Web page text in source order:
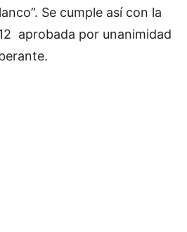
Se cumple así con la
aprobada por unanimidad